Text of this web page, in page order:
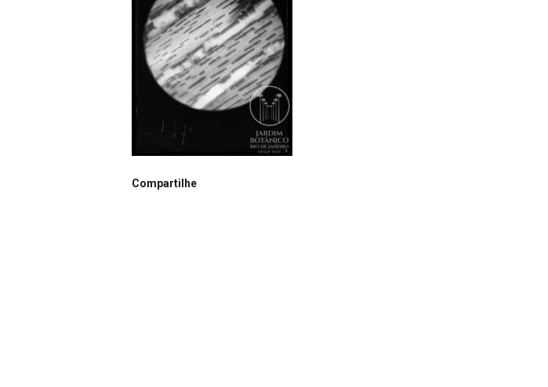
Compartilhe